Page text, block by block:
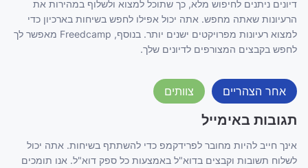
דיונים ניתנים לחיפוש מלא, כך שתוכל למצוא ולשלוף במהירות את
הרעיונות שאתה מחפש. אתה יכול אפילו לחפש בשיחות בארכיון כדי
למצוא רעיונות מפרויקטים ישנים יותר. בנוסף, Freedcamp מאפשר לך
לחפש בקבצים המצורפים לדיונים שלך.
אחר הצהריים צוותים
תגובות באימייל
אינך חייב להיות מחובר לפרידקמפ כדי להשתתף בשיחות. אתה יכול
לשלוח תשובות וקבצים בדוא"ל באמצעות כל ספק דוא"ל. אנו תומכים